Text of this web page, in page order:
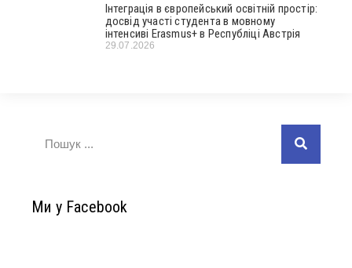
Інтеграція в європейський освітній простір:
досвід участі студента в мовному
інтенсиві Erasmus+ в Республіці Австрія
29.07.2026
Ми у Facebook